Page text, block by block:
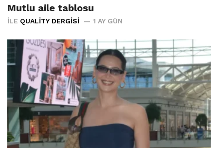
Mutlu aile tablosu
İLE QUALITY DERGISI 1 AY GÜN